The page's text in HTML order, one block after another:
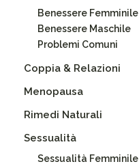
Benessere Femminile
Benessere Maschile
Problemi Comuni
Coppia & Relazioni
Menopausa
Rimedi Naturali
Sessualità
Sessualità Femminile